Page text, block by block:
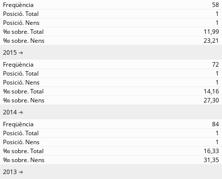
58
1
1
11,99
23,21
2015
72
1
1
14,16
27,30
2014
84
1
1
16,33
31,35
2013